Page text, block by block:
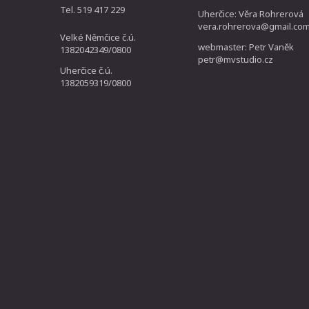
Tel. 519 417 229
Velké Němčice č.ú.
1382042349/0800
Uherčice č.ú.
1382059319/0800
Uherčice: Věra Rohrerová
webmaster: Petr Vaněk
petr@mvstudio.cz